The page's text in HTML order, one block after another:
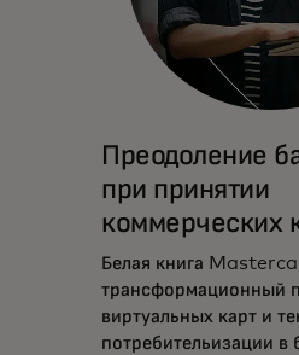
Преодоление
при принятии
коммерческих
Белая книга
трансформационный
виртуальных карт и
потребительизации в